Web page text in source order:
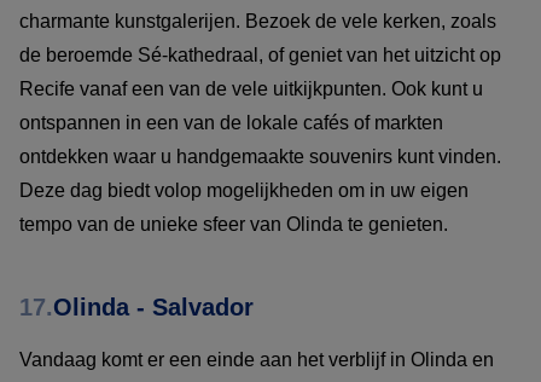
charmante kunstgalerijen. Bezoek de vele kerken, zoals
de beroemde Sé-kathedraal, of geniet van het uitzicht op
Recife vanaf een van de vele uitkijkpunten. Ook kunt u
ontspannen in een van de lokale cafés of markten
ontdekken waar u handgemaakte souvenirs kunt vinden.
Deze dag biedt volop mogelijkheden om in uw eigen
tempo van de unieke sfeer van Olinda te genieten.
17.Olinda - Salvador
Vandaag komt er een einde aan het verblijf in Olinda en